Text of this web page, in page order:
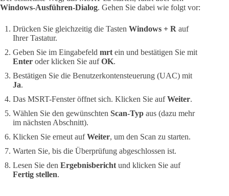
Windows-Ausführen-Dialog. Gehen Sie dabei wie folgt vor:
Drücken Sie gleichzeitig die Tasten Windows + R auf
Ihrer Tastatur.
Geben Sie im Eingabefeld mrt ein und bestätigen Sie mit
Enter oder klicken Sie aufOK.
Bestätigen Sie die Benutzerkontensteuerung (UAC) mit
Ja.
Das MSRT-Fenster öffnet sich. Klicken Sie aufWeiter.
Wählen Sie den gewünschten Scan-Typ aus (dazu mehr
im nächsten Abschnitt).
Klicken Sie erneut aufWeiter, um den Scan zu starten.
Warten Sie, bis die Überprüfung abgeschlossen ist.
Lesen Sie den Ergebnisbericht und klicken Sie auf
Fertig stellen.